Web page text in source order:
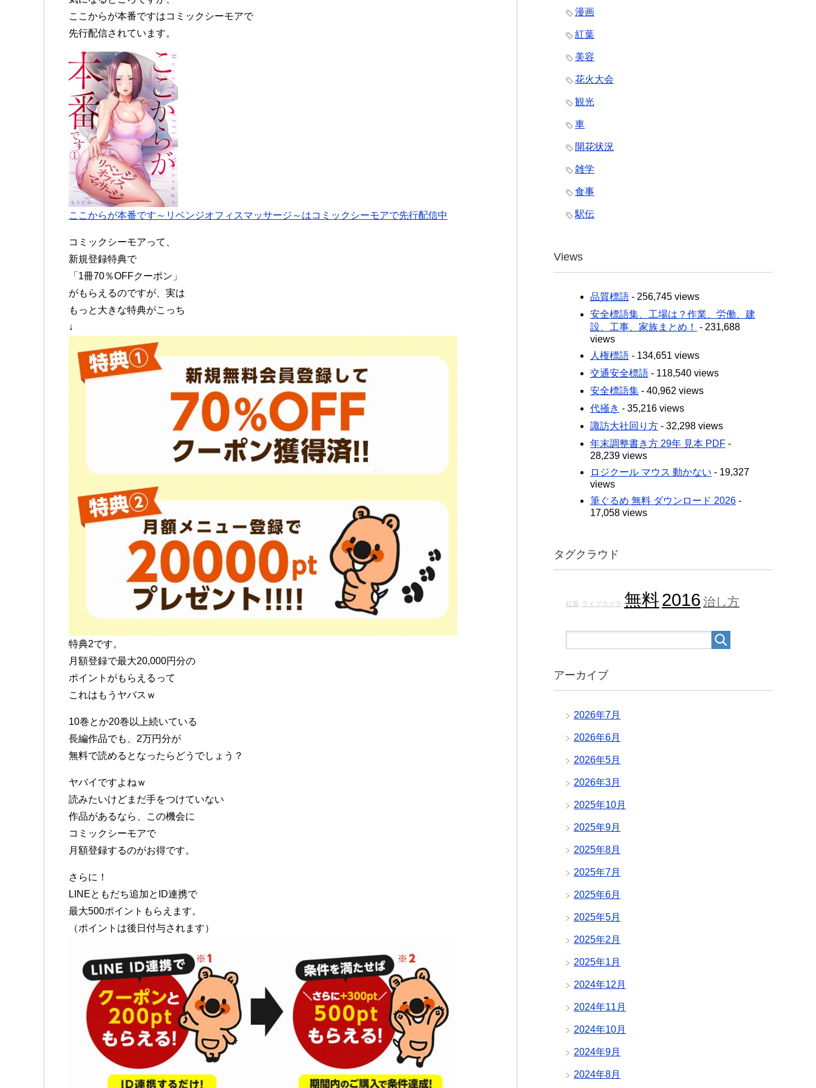
ここからが本番ですはコミックシーモアで
先行配信されています。
ここからが本番です～リベンジオフィスマッサージ～はコミックシーモアで先行配信中
コミックシーモアって、
新規登録特典で
「1冊70％OFFクーポン」
がもらえるのですが、実は
もっと大きな特典がこっち
↓
特典2です。
月額登録で最大20,000円分の
ポイントがもらえるって
これはもうヤバスｗ
10巻とか20巻以上続いている
長編作品でも、2万円分が
無料で読めるとなったらどうでしょう？
ヤバイですよねｗ
読みたいけどまだ手をつけていない
作品があるなら、この機会に
コミックシーモアで
月額登録するのがお得です。
さらに！
LINEともだち追加とID連携で
最大500ポイントもらえます。
（ポイントは後日付与されます）
漫画
紅葉
美容
花火大会
観光
車
開花状況
雑学
食事
駅伝
Views
品質標語 - 256,745 views
安全標語集、工場は？作業、労働、建
設、工事、家族まとめ！
- 231,688
views
人権標語 - 134,651 views
交通安全標語 - 118,540 views
安全標語集 - 40,962 views
代掻き - 35,216 views
諏訪大社回り方 - 32,298 views
年末調整書き方 29年 見本 PDF -
28,239 views
ロジクール マウス 動かない - 19,327
views
筆ぐるめ 無料 ダウンロード 2026 -
17,058 views
タグクラウド
紅葉 ライブカメラ 無料2016 治し方
アーカイブ
2026年7月
2026年6月
2026年5月
2026年3月
2025年10月
2025年9月
2025年8月
2025年7月
2025年6月
2025年5月
2025年2月
2025年1月
2024年12月
2024年11月
2024年10月
2024年9月
2024年8月